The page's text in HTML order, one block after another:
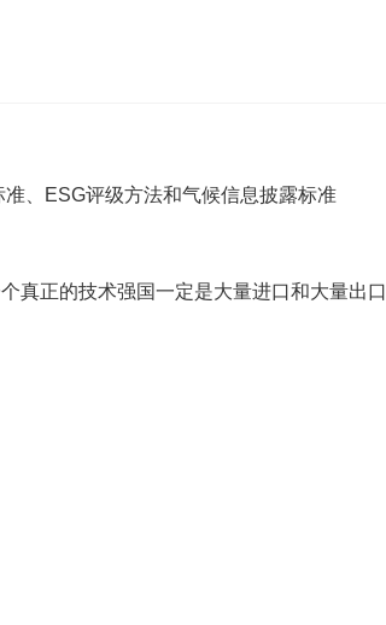
、ESG评级方法和气候信息披露标准
真正的技术强国一定是大量进口和大量出口